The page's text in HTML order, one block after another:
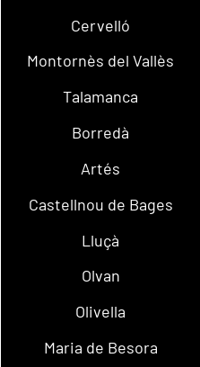
Cervelló
Montornès del Vallès
Talamanca
Borredà
Artés
Castellnou de Bages
Lluçà
Olvan
Olivella
Maria de Besora